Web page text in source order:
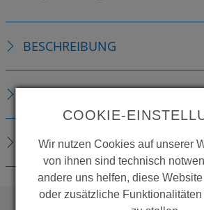
BESCHREIBUNG
DOWNLOADS
COOKIE-
Wir nutzen Cookies auf unserer
von ihnen sind technisch
andere uns helfen, diese
oder zusätzliche Funktionalitäten